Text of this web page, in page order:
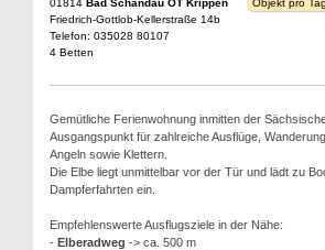
Friedrich-Gottlob-Kellerstraße 14b
Telefon: 035028 80107
4 Betten
Gemütliche Ferienwohnung inmitten der
Ausgangspunkt für zahlreiche Ausflüge,
Angeln sowie Klettern.
Die Elbe liegt unmittelbar vor der Tür und lädt zu
Dampferfahrten ein.
Empfehlenswerte Ausflugsziele in der Nähe:
- Elberadweg -> ca. 500 m